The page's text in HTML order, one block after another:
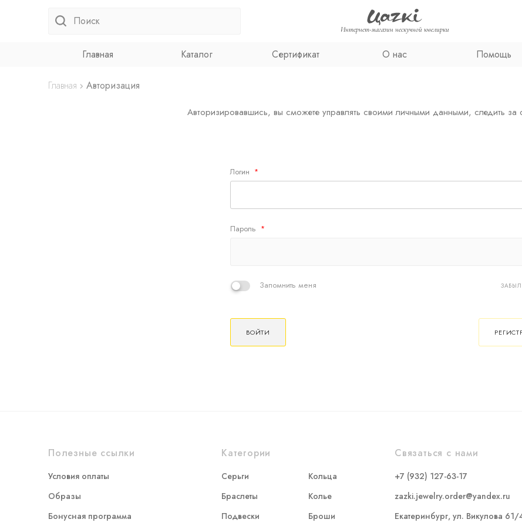
Интернет-магазин нескучной ювелирки
Главная Каталог Сертификат О нас Помощь
Главная Авторизация
Авторизировавшись, вы сможете управлять своими личными данными, следить за
Логин *
Пароль *
Запомнить меня
ВОЙТИ
Полезные ссылки
Условия оплаты
Образы
Бонусная программа
Категории
Серьги
Кольца
Браслеты
Колье
Подвески
Броши
Связаться с нами
+7 (932) 127-63-17
zazki.jewelry.order@yandex.ru
Екатеринбург, ул. Викулова 61/